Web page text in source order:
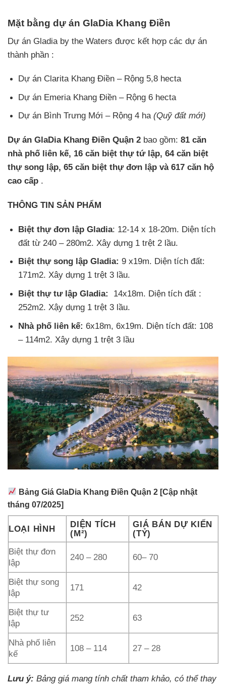
Mặt bằng dự án GlaDia Khang Điền
Dự án Gladia by the Waters được kết hợp các dự án
thành phần :
Dự án Clarita Khang Điền – Rộng 5,8 hecta
Dự án Emeria Khang Điền – Rộng 6 hecta
Dự án Bình Trưng Mới – Rộng 4 ha (Quỹ đất mới)
Dự án GlaDia Khang Điền Quận 2 bao gồm: 81 căn
nhà phố liên kế, 16 căn biệt thự tứ lập, 64 căn biệt
thự song lập, 65 căn biệt thự đơn lập và 617 căn hộ
cao cấp .
THÔNG TIN SẢN PHẨM
Biệt thự đơn lập Gladia: 12-14 x 18-20m. Diện tích
đất từ 240 – 280m2. Xây dựng 1 trệt 2 lầu.
Biệt thự song lập Gladia: 9 x19m. Diện tích đất:
171m2. Xây dựng 1 trệt 3 lầu.
Biệt thự tư lập Gladia: 14x18m. Diện tích đất :
252m2. Xậy dựng 1 trệt 3 lầu.
Nhà phố liên kế: 6x18m, 6x19m. Diện tích đất: 108
– 114m2. Xây dựng 1 trệt 3 lầu
Bảng Giá GlaDia Khang Điền Quận 2 [Cập nhật
tháng 07/2025]
LOẠI HÌNH
DIỆN TÍCH
(M²)
GIÁ BÁN DỰ KIẾN
(TỶ)
Biệt thự đơn
lập
240 – 280 60– 70
Biệt thự song
lập
171 42
Biệt thự tư
lập
252 63
Nhà phố liên
kế
108 – 114 27 – 28
Lưu ý: Bảng giá mang tính chất tham khảo, có thể thay